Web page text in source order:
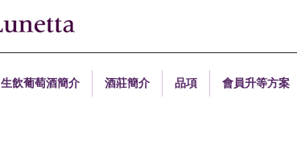
生飲葡萄酒簡介 酒莊簡介 品項 會員升等方案